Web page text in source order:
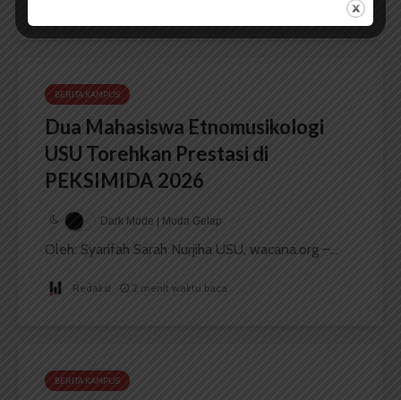
BERITA KAMPUS
Dua Mahasiswa Etnomusikologi
USU Torehkan Prestasi di
PEKSIMIDA 2026
Dark Mode | Moda Gelap
Oleh: Syarifah Sarah Nurjiha USU, wacana.org –...
Redaksi 2 menit waktu baca
BERITA KAMPUS